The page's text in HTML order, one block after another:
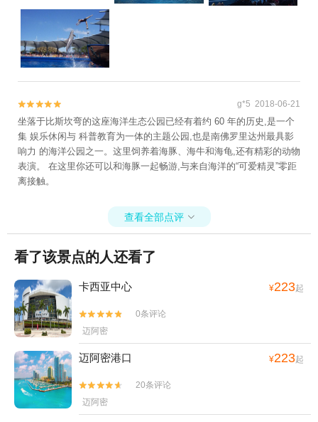

 g*5 2018-06-21
坐落于比斯坎弯的这座海洋生态公园已经有着约 60 年的历史,是一个
集 娱乐休闲与 科普教育为一体的主题公园,也是南佛罗里达州最具影
响力 的海洋公园之一。这里饲养着海豚、海牛和海龟,还有精彩的动物
表演。 在这里你还可以和海豚一起畅游,与来自海洋的“可爱精灵”零距
离接触。
查看全部点评 
看了该景点的人还看了
卡西亚中心 ¥223起


0条评论
迈阿密
迈阿密港口 ¥223起


20条评论
迈阿密